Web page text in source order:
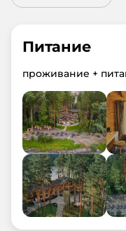
Питание
проживание +